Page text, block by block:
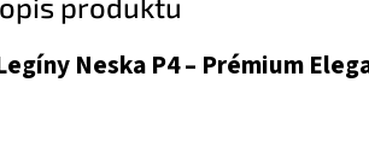
Neska P4 – Prémium